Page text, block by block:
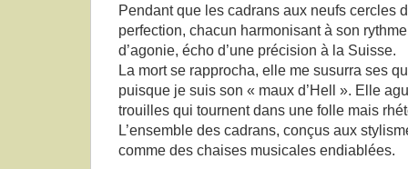
Pendant que les cadrans aux neufs cercles
perfection, chacun harmonisant à son
d’agonie, écho d’une précision à la Suisse.
La mort se rapprocha, elle me susurra ses
puisque je suis son « maux d’Hell ». Elle
trouilles qui tournent dans une folle mais
L’ensemble des cadrans, conçus aux
comme des chaises musicales endiablées.